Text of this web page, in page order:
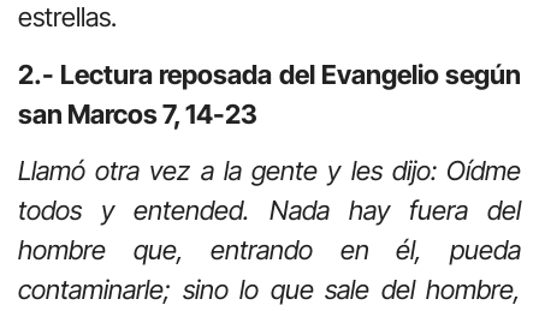
estrellas.
2.- Lectura reposada del Evangelio según
san Marcos 7, 14-23
Llamó otra vez a la gente y les dijo: Oídme
todos y entended. Nada hay fuera del
hombre que, entrando en él, pueda
contaminarle; sino lo que sale del hombre,